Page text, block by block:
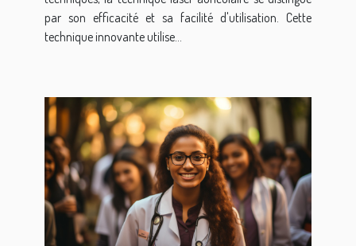
par son efficacité et sa facilité d'utilisation. Cette
technique innovante utilise...